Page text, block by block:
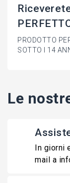
PRODOTTO
SOTTO I 14
Le
In giorni
mail a